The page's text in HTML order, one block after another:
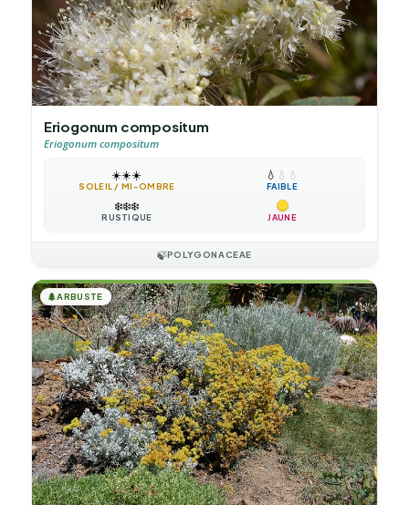
Eriogonum compositum
Eriogonum compositum
☀️☀️☀️
SOLEIL / MI-OMBRE
💧 💧 💧
FAIBLE
❄️❄️❄️
RUSTIQUE JAUNE
🍃POLYGONACEAE
🌲ARBUSTE